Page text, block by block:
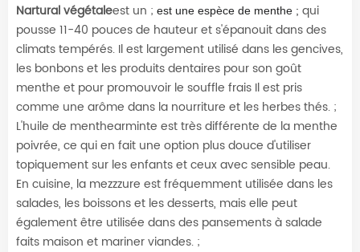
Nartural végétaleest un ; est une espèce de menthe ; qui
pousse 11-40 pouces de hauteur et s'épanouit dans des
climats tempérés. Il est largement utilisé dans les gencives,
les bonbons et les produits dentaires pour son goût
menthe et pour promouvoir le souffle frais Il est pris
comme une arôme dans la nourriture et les herbes thés. ;
L'huile de menthearminte est très différente de la menthe
poivrée, ce qui en fait une option plus douce d'utiliser
topiquement sur les enfants et ceux avec sensible peau.
En cuisine, la mezzzure est fréquemment utilisée dans les
salades, les boissons et les desserts, mais elle peut
également être utilisée dans des pansements à salade
faits maison et mariner viandes. ;